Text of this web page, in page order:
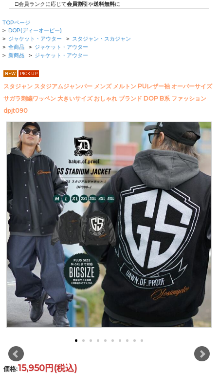
□会員ランクに応じて会員割引や送料無料に
TOPページ
> DOP(ディーオーピー)
> ジャケット・アウター > スタジャン・スカジャン
> 全商品 > ジャケット・アウター
> 新商品 > ジャケット・アウター
NEW PICK UP
スタジャン スタジアムジャンパー メンズ メルトン PUレザー袖 オーバーサイズ
サガラ刺繍ワッペン 大きいサイズ おしゃれ ブランド DOP B系 ファッション
dpjt090
価格:15,950円(税込)